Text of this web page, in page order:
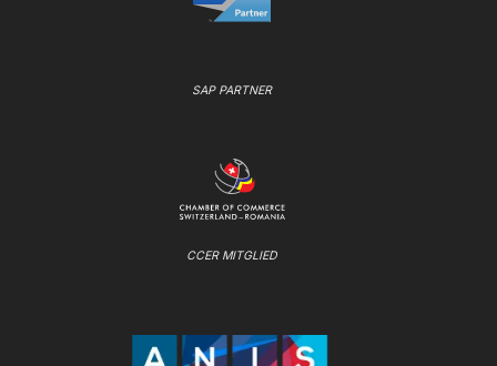
SAP PARTNER
CCER MITGLIED